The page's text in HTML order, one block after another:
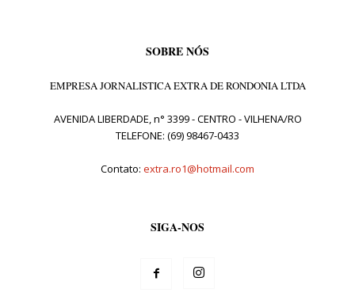
SOBRE NÓS
EMPRESA JORNALISTICA EXTRA DE RONDONIA LTDA
AVENIDA LIBERDADE, n° 3399 - CENTRO - VILHENA/RO
TELEFONE: (69) 98467-0433
Contato: extra.ro1@hotmail.com
SIGA-NOS